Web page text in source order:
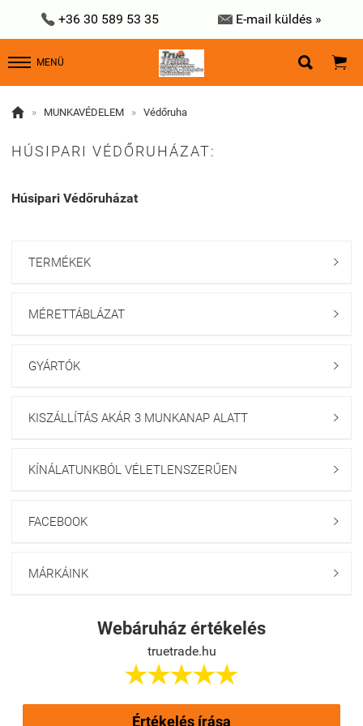
 +36 30 589 53 35  E-mail küldés »
MENÜ  
 » MUNKAVÉDELEM » Védőruha
HÚSIPARI VÉDŐRUHÁZAT:
Húsipari Védőruházat
TERMÉKEK 
MÉRETTÁBLÁZAT 
GYÁRTÓK 
KISZÁLLÍTÁS AKÁR 3 MUNKANAP ALATT 
KÍNÁLATUNKBÓL VÉLETLENSZERŰEN 
FACEBOOK 
MÁRKÁINK 
Webáruház értékelés
truetrade.hu

Értékelés írása